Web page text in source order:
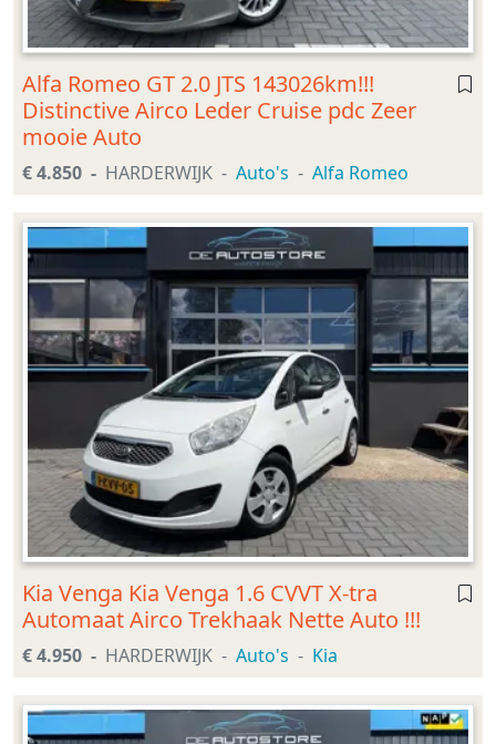
Alfa Romeo GT 2.0 JTS 143026km!!!
Distinctive Airco Leder Cruise pdc Zeer
mooie Auto
€ 4.850 HARDERWIJK Auto's Alfa Romeo
Kia Venga Kia Venga 1.6 CVVT X-tra
Automaat Airco Trekhaak Nette Auto !!!
€ 4.950 HARDERWIJK Auto's Kia